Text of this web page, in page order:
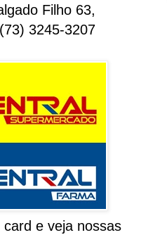
Filho 63,
3245-3207
card e veja nossas